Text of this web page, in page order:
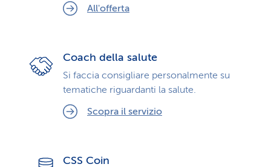
All'offerta
Coach della salute
Si faccia consigliare personalmente su
tematiche riguardanti la salute.
Scopra il servizio
CSS Coin